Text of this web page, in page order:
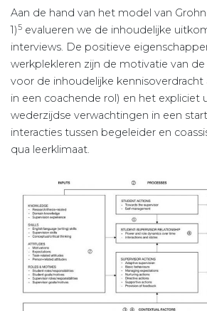
Aan de hand van het model van
1)5 evalueren we de inhoudelijke
interviews. De positieve
werkplekleren zijn de motivatie van
voor de inhoudelijke kennisoverdracht
in een coachende rol) en het expliciet
wederzijdse verwachtingen in een
interacties tussen begeleider en
qua leerklimaat.